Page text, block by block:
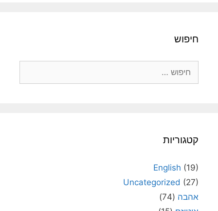
חיפוש
קטגוריות
English (19)
Uncategorized (27)
אהבה (74)